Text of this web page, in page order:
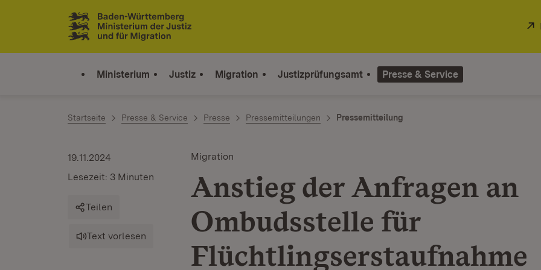
Zum Inhalt springen
Link zur Startseite
Ministerium Justiz Migration Justizprüfungsamt Presse & Service
Startseite Presse & Service Presse Pressemitteilungen Pressemitteilung
Migration
Anstieg der Anfragen an
Ombudsstelle für
Flüchtlingserstaufnahme
19.11.2024
Lesezeit: 3 Minuten
Teilen
Text vorlesen